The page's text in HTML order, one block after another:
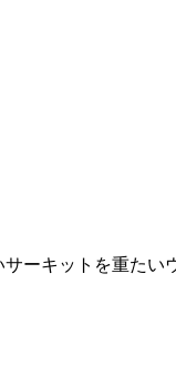
ーキットを重たい